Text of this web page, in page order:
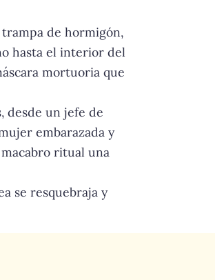
de hormigón,
hasta el interior del
mortuoria que
desde un jefe de
embarazada y
ritual una
se resquebraja y